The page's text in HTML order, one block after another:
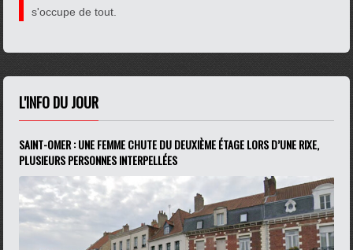
s'occupe de tout.
L'INFO DU JOUR
SAINT-OMER : UNE FEMME CHUTE DU DEUXIÈME ÉTAGE LORS D’UNE RIXE,
PLUSIEURS PERSONNES INTERPELLÉES